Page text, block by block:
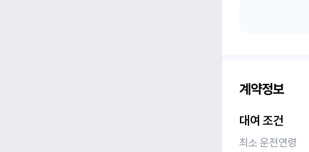
계약정보
대여 조건
최소 운전연령